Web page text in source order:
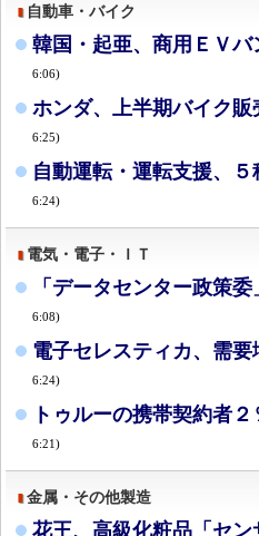
自動車・バイク
韓国・起亜、商用ＥＶ
6:06)
ホンダ、上半期バイク販
6:25)
自動運転・運転支援、
6:24)
電気・電子・ＩＴ
「データセンター政策
6:08)
電子セレスティカ、需
6:24)
トゥルーの携帯契約者
6:21)
金属・その他製造
花王、高級化粧品「セ